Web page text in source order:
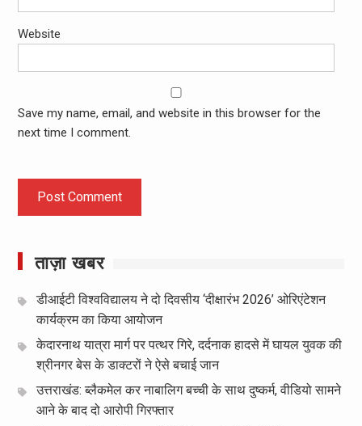
Website
Save my name, email, and website in this browser for the
next time I comment.
ताज़ा खबर
डीआईटी विश्वविद्यालय ने दो दिवसीय ‘दीक्षारंभ 2026’ ओरिएंटेशन
कार्यक्रम का किया आयोजन
केदारनाथ यात्रा मार्ग पर पत्थर गिरे, दर्दनाक हादसे में घायल युवक की
श्रीनगर बेस के डाक्टरों ने ऐसे बचाई जान
उत्तराखंड: ब्लैकमेल कर नाबालिग बच्ची के साथ दुष्कर्म, वीडियो सामने
आने के बाद दो आरोपी गिरफ्तार